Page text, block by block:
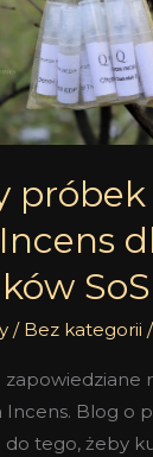
SoS
/ Bez kategorii /
zapowiedziane
Incens. Blog o
do tego, żeby